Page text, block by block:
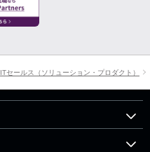
ITセールス（ソリューション・プロダクト）